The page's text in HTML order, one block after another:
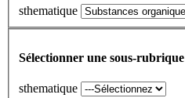
sthematique
Sélectionner une sous-rubrique
sthematique